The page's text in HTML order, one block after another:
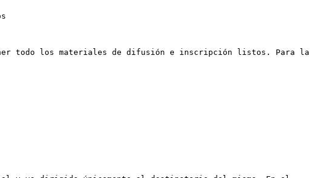
todo los materiales de difusión e inscripción listos. Para la